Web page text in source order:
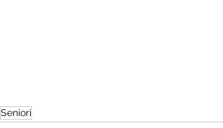
Seniori